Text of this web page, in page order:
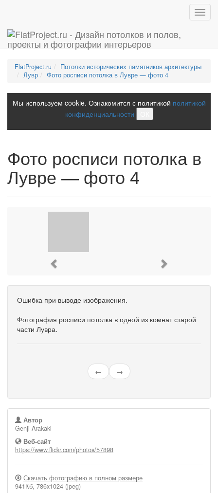
FlatProject.ru
Потолки исторических памятников архитектуры
Лувр
Фото росписи потолка в Лувре — фото 4
Мы используем cookie. Ознакомится с политикой политикой
конфиденциальности
Фото росписи потолка в
Лувре — фото 4
Ошибка при выводе изображения.
Фотография росписи потолка в одной из комнат старой
части Лувра.
← →
Автор
Genji Arakaki
Веб-сайт
https://www.flickr.com/photos/57898
Скачать фотографию в полном размере
941Кб, 786x1024 (jpeg)